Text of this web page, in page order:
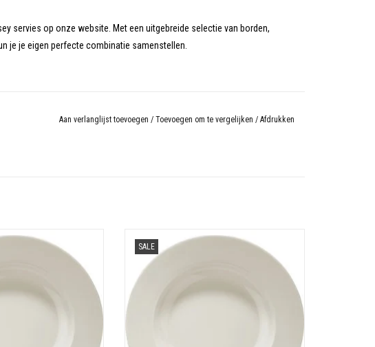
servies op onze website. Met een uitgebreide selectie van borden,
je je eigen perfecte combinatie samenstellen.
Aan verlanglijst toevoegen / Toevoegen om te vergelijken / Afdrukken
Jersey offwhite
WINKELWAGEN
SALE
Diep bord 22cm Jersey offwhite
TOEVOEGEN AAN WINKELWAGEN